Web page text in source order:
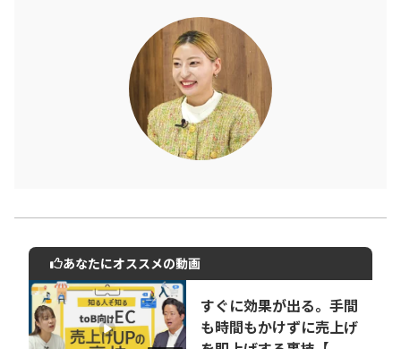
動画でご紹介しているサービスについて
お気軽にご相談・ご質問いただけます！
30秒でお申し込み可能
あなたにオススメの動画
すぐに効果が出る。手間
も時間もかけずに売上げ